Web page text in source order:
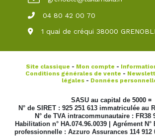
04 80 42 00 70
1 quai de créqui 38000
Site classique - Mon compte -
Conditions générales de vente -
légales - Données
SASU au capital de 5000 ¤
N° de SIRET : 925 251 613 immatriculée au
N° de TVA intracommunautaire : FR38
Habilitation n° HA.074.96.0039 | Agrément N°
professionnelle : Azzuro Assurances 114 912